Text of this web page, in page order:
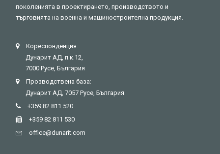
поколенията в проектирането, производството и
търговията на военна и машиностроителна продукция.
Кореспонденция:
Дунарит АД, п.к.12,
7000 Русе, България
Прозводствена база:
Дунарит АД, 7057 Русе, България
+359 82 811 520
+359 82 811 530
оffice@dunarit.com